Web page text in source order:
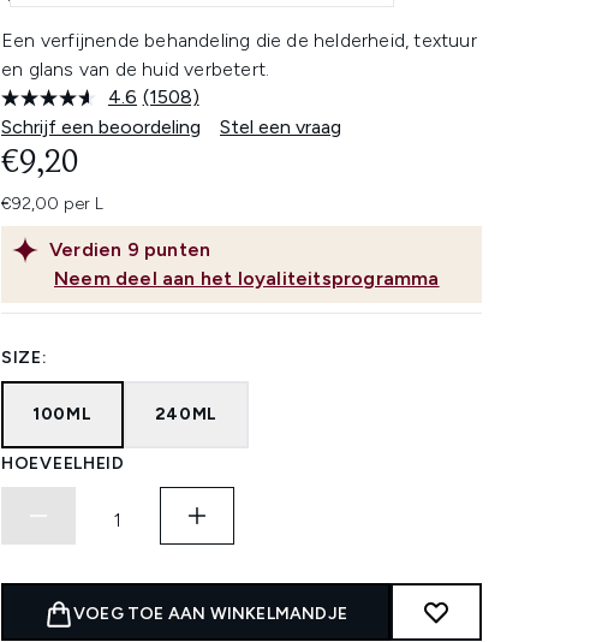
Een verfijnende behandeling die de helderheid, textuur
en glans van de huid verbetert.
4.6 Lees
1508
beoordelingen.
(1508)
Schrijf een beoordeling
Stel een vraag
Verdien 9 punten
Neem deel aan het loyaliteitsprogramma
€9,20
€92,00 per L
SIZE:
100ML 240ML
HOEVEELHEID
VOEG TOE AAN WINKELMANDJE